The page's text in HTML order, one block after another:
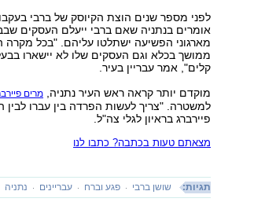
לפני מספר שנים הוצת הקיוסק של ברבי
אומרים בנתניה שאם ברבי ייעלם העסקים
מארגוני הפשיעה ישתלטו עליהם. "בכל
ממושך בכלא וגם העסקים שלו לא יישארו
קלים", אמר עבריין בעיר.
מוקדם יותר קראה ראש העיר נתניה, מרים
למשטרה. "צריך לעשות הפרדה בין עברו
פיירברג בראיון לגלי צה"ל.
מצאתם טעות בכתבה? כתבו לנו
תגיות: שושן ברבי פגע וברח עבריינים נתניה